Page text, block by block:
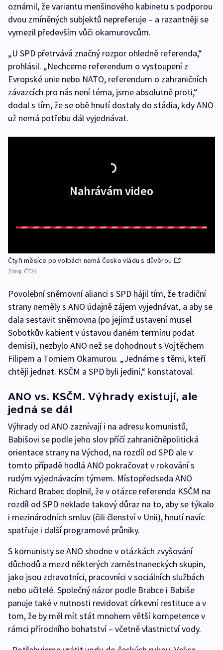
oznámil, že variantu menšinového kabinetu s podporou
dvou zmíněných subjektů nepreferuje – a razantněji se
vymezil především vůči okamurovcům.
„U SPD přetrvává značný rozpor ohledně referenda,“
prohlásil. „Nechceme referendum o vystoupení z
Evropské unie nebo NATO, referendum o zahraničních
závazcích pro nás není téma, jsme absolutně proti,“
dodal s tím, že se obě hnutí dostaly do stádia, kdy ANO
už nemá potřebu dál vyjednávat.
Nahrávám video
Čtyři měsíce po volbách nemá Česko vládu s důvěrou
Zdroj: ČT24
Povolební sněmovní alianci s SPD hájil tím, že tradiční
strany neměly s ANO údajně zájem vyjednávat, a aby se
dala sestavit sněmovna (po jejímž ustavení musel
Sobotkův kabient v ústavou daném termínu podat
demisi), nezbylo ANO než se dohodnout s Vojtěchem
Filipem a Tomiem Okamurou. „Jednáme s těmi, kteří
chtějí jednat. KSČM a SPD byli jediní,“ konstatoval.
ANO vs. KSČM. Výhrady existují, ale
jedná se dál
Výhrady od ANO zaznívají i na adresu komunistů,
Babišovi se podle jeho slov příčí zahraničněpolitická
orientace strany na Východ, na rozdíl od SPD ale v
tomto případě hodlá ANO pokračovat v rokování s
rudým vyjednávacím týmem. Místopředseda ANO
Richard Brabec doplnil, že v otázce referenda KSČM na
rozdíl od SPD neklade takový důraz na to, aby se týkalo
i mezinárodních smluv (čili členství v Unii), hnutí navíc
spatřuje i další programové průniky.
S komunisty se ANO shodne v otázkách zvyšování
důchodů a mezd některých zaměstnaneckých skupin,
jako jsou zdravotníci, pracovníci v sociálních službách
nebo učitelé. Společný názor podle Brabce i Babiše
panuje také v nutnosti revidovat církevní restituce a v
tom, že by měl mít stát mnohem větší kompetence v
rámci přírodního bohatství – včetně vlastnictví vody.